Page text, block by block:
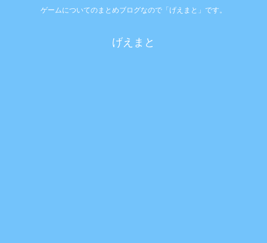
ゲームについてのまとめブログなので「げえまと」です。
げえまと